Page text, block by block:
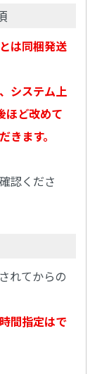
は同梱発送
システム上
ほど改めて
きます。
認くださ
れてからの
間指定はで